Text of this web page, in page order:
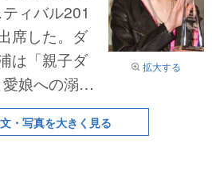
拡大する
ィバル201
席した。ダ
は「親子ダ
娘への溺愛
年ライセンス
海に入ったら
人魚になり
・写真を大きく見る